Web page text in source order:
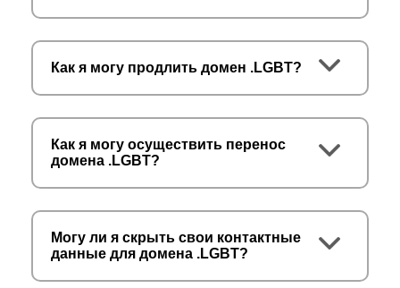
Как я могу продлить домен .LGBT?
Как я могу осуществить перенос
домена .LGBT?
Могу ли я скрыть свои контактные
данные для домена .LGBT?